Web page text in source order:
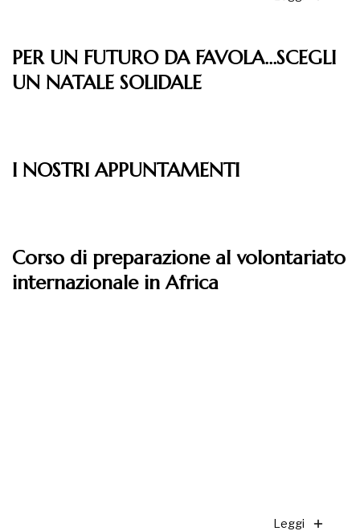
PER UN FUTURO DA FAVOLA…SCEGLI
UN NATALE SOLIDALE
I NOSTRI APPUNTAMENTI
Corso di preparazione al volontariato
internazionale in Africa
Leggi